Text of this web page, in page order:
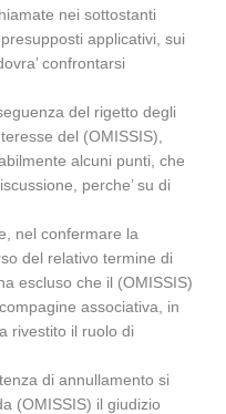
nei sottostanti
applicativi, sui
confrontarsi
del rigetto degli
del (OMISSIS),
alcuni punti, che
perche’ su di
nel confermare la
del relativo termine di
escluso che il (OMISSIS)
associativa, in
rivestito il ruolo di
di annullamento si
(OMISSIS) il giudizio